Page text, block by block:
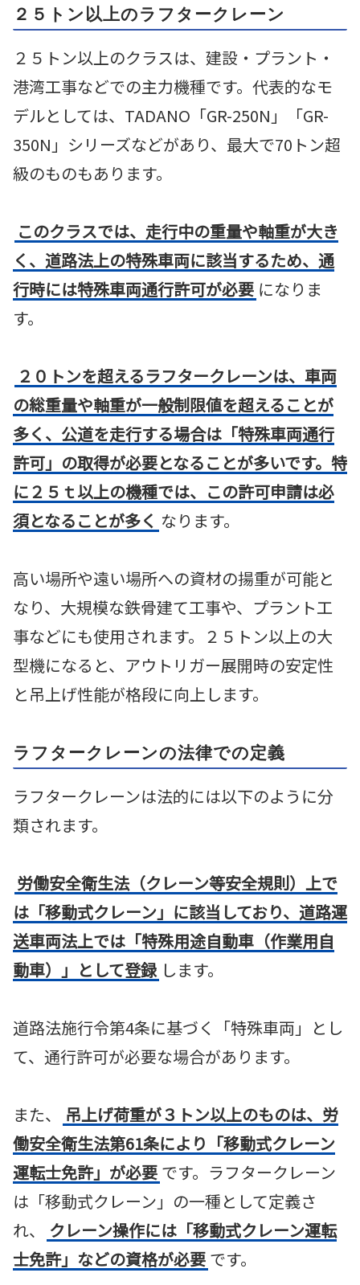
２５トン以上のラフタークレーン
２５トン以上のクラスは、建設・プラント・
港湾工事などでの主力機種です。代表的なモ
デルとしては、TADANO「GR-250N」「GR-
350N」シリーズなどがあり、最大で70トン超
級のものもあります。
このクラスでは、走行中の重量や軸重が大き
く、道路法上の特殊車両に該当するため、通
行時には特殊車両通行許可が必要 になりま
す。
２０トンを超えるラフタークレーンは、車両
の総重量や軸重が一般制限値を超えることが
多く、公道を走行する場合は「特殊車両通行
許可」の取得が必要となることが多いです。特
に２５ｔ以上の機種では、この許可申請は必
須となることが多く なります。
高い場所や遠い場所への資材の揚重が可能と
なり、大規模な鉄骨建て工事や、プラント工
事などにも使用されます。２５トン以上の大
型機になると、アウトリガー展開時の安定性
と吊上げ性能が格段に向上します。
ラフタークレーンの法律での定義
ラフタークレーンは法的には以下のように分
類されます。
労働安全衛生法（クレーン等安全規則）上で
は「移動式クレーン」に該当しており、道路運
送車両法上では「特殊用途自動車（作業用自
動車）」として登録 します。
道路法施行令第4条に基づく「特殊車両」とし
て、通行許可が必要な場合があります。
また、
吊上げ荷重が３トン以上のものは、労
働安全衛生法第61条により「移動式クレーン
運転士免許」が必要 です。ラフタークレーン
は「移動式クレーン」の一種として定義さ
れ、
クレーン操作には「移動式クレーン運転
士免許」などの資格が必要 です。